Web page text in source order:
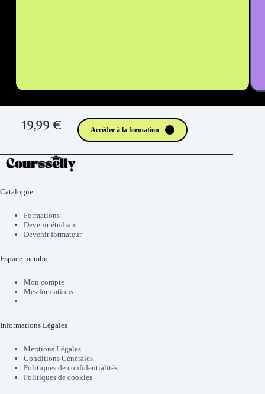
19,99 € Accéder à la formation
Catalogue
Formations
Devenir étudiant
Devenir formateur
Espace membre
Mon compte
Mes formations
Informations Légales
Mentions Légales
Conditions Générales
Politiques de confidentialités
Politiques de cookies